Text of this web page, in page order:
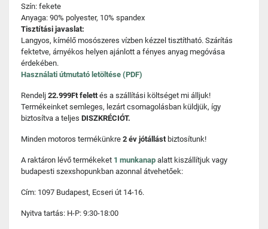
Szín: fekete
Anyaga: 90% polyester, 10% spandex
Tisztítási javaslat:
Langyos, kímélő mosószeres vízben kézzel tisztítható. Szárítás
fektetve, árnyékos helyen ajánlott a fényes anyag megóvása
érdekében.
Használati útmutató letöltése (PDF)
Rendelj 22.999Ft felettés a szállítási költséget mi álljuk!
Termékeinket semleges, lezárt csomagolásban küldjük, így
biztosítva a teljes DISZKRÉCIÓT.
Minden motoros termékünkre 2 év jótállást biztosítunk!
A raktáron lévő termékeket 1 munkanap alatt kiszállítjuk vagy
budapesti szexshopunkban azonnal átvehetőek:
Cím: 1097 Budapest, Ecseri út 14-16.
Nyitva tartás: H-P: 9:30-18:00